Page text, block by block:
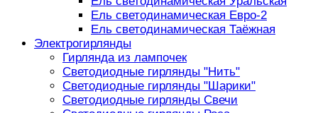
Ель светодинамическая Евро-2
Ель светодинамическая Таёжная
Электрогирлянды
Гирлянда из лампочек
Светодиодные гирлянды "Нить"
Светодиодные гирлянды "Шарики"
Светодиодные гирлянды Свечи